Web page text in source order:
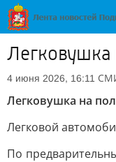
Легковушка
4 июня 2026, 16:11
Легковушка на
Легковой
По